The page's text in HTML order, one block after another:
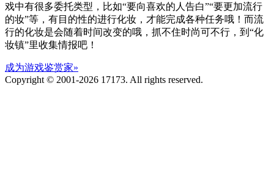
戏中有很多委托类型，比如“要向喜欢的人告白”“要更加流行
的妆”等，有目的性的进行化妆，才能完成各种任务哦！而流
行的化妆是会随着时间改变的哦，抓不住时尚可不行，到“化
妆镇”里收集情报吧！
成为游戏鉴赏家»
Copyright © 2001-2026 17173. All rights reserved.